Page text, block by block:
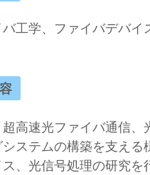
工学、ファイバデバイ
超高速光ファイバ通信、
ステムの構築を支える
、光信号処理の研究を